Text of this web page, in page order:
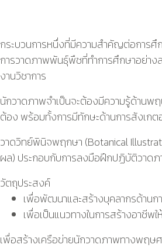
กระบวนการหนึ่งที่มีความสำคัญต่อการ
การวาดภาพพันธุ์พืชที่ทำการศึกษาอย่าง
งานวิชาการ
นักวาดภาพจำเป็นจะต้องมีความรู้ด้านพ
ต้อง พร้อมทั้งการมีทักษะด้านการสังเกต
วาดวิทย์พินิจพฤกษา (Botanical
ผล) ประกอบกับการลงมือฝึกปฏิบัติวาด
วัตถุประสงค์
เพื่อพัฒนาและสร้างบุคลากรด้าน
เพื่อเป็นแนวทางในการสร้างอาชีพ
เพื่อสร้างเครือข่ายนักวาดภาพทางพฤษศ